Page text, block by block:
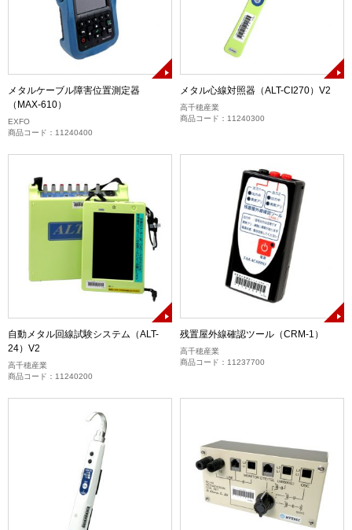
メタルケーブル障害位置測定器
（MAX-610）
EXFO
商品コード：11240400
メタル心線対照器（ALT-CI270）V2
高千穂産業
商品コード：11240300
自動メタル回線試験システム（ALT-
24）V2
高千穂産業
商品コード：11240200
残置屋外線確認ツール（CRM-1）
高千穂産業
商品コード：11237700